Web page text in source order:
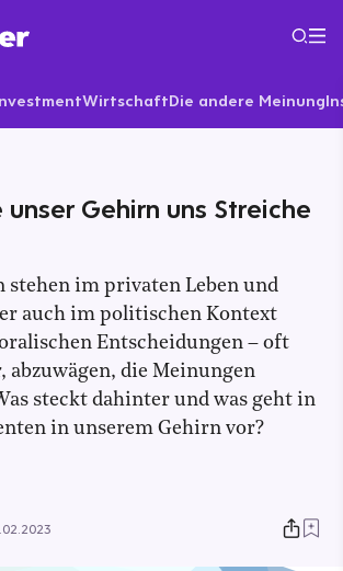
WirtschaftDie andere Meinung
Gehirn uns Streiche
stehen im privaten Leben und
auch im politischen Kontext
Entscheidungen – oft
abzuwägen, die Meinungen
steckt dahinter und was geht in
in unserem Gehirn vor?